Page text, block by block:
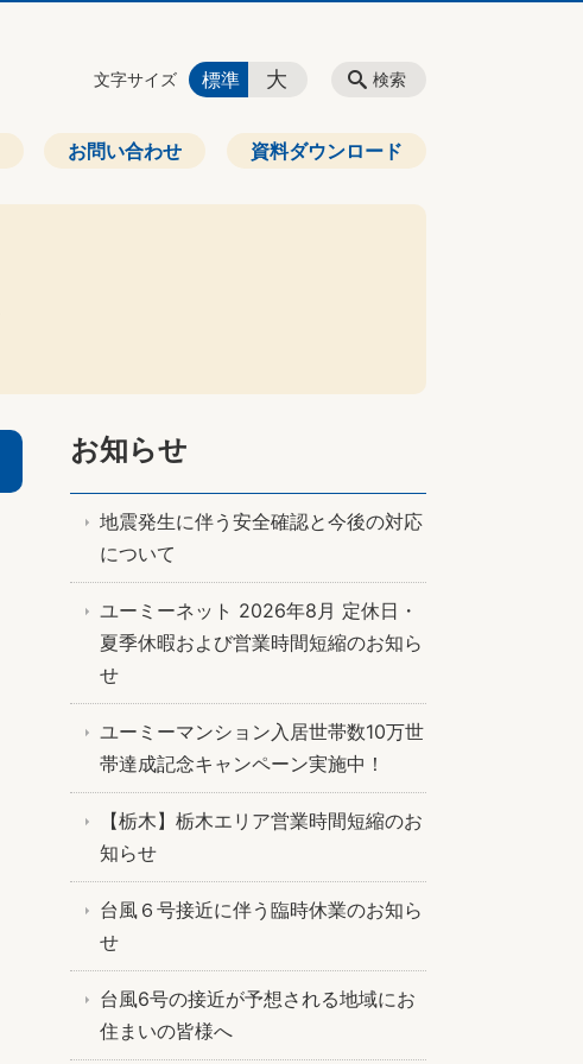
お問い合わせ 資料ダウンロード
検索
文字サイズ 標準 大
お知らせ
地震発生に伴う安全確認と今後の対応
について
ユーミーネット 2026年8月 定休日・
夏季休暇および営業時間短縮のお知ら
せ
ユーミーマンション入居世帯数10万世
帯達成記念キャンペーン実施中！
【栃木】栃木エリア営業時間短縮のお
知らせ
台風６号接近に伴う臨時休業のお知ら
せ
台風6号の接近が予想される地域にお
住まいの皆様へ